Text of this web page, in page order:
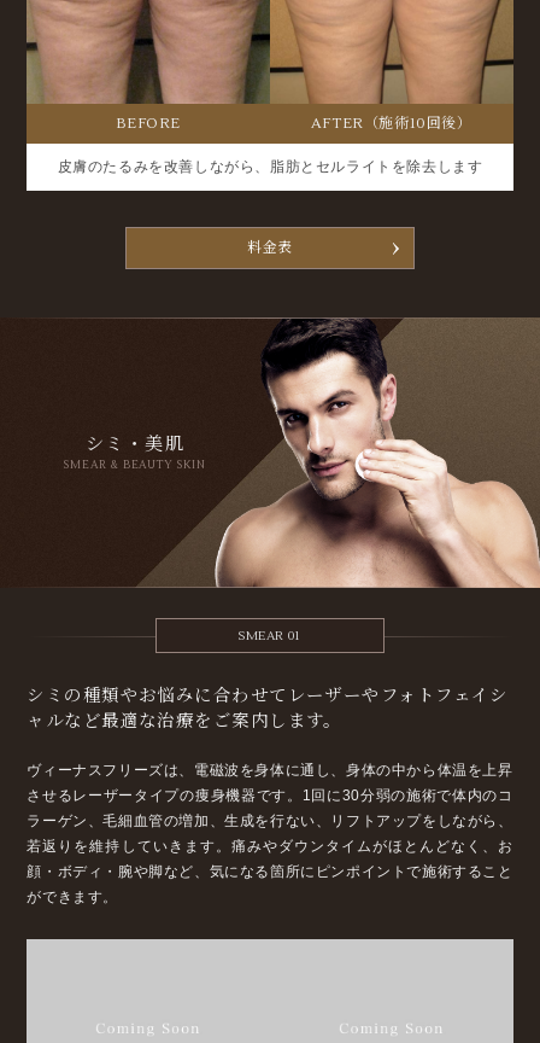
BEFORE AFTER（施術10回後）
皮膚のたるみを改善しながら、脂肪とセルライトを除去します
料金表
シミ・美肌
SMEAR & BEAUTY SKIN
SMEAR 01
シミの種類やお悩みに合わせて レーザーやフォトフェイシ
ャルなど最適な治療をご案内します。
ヴィーナスフリーズは、電磁波を身体に通し、身体の中から体温を上昇
させるレーザータイプの痩身機器です。1回に30分弱の施術で体内のコ
ラーゲン、毛細血管の増加、生成を行ない、リフトアップをしながら、
若返りを維持していきます。 痛みやダウンタイムがほとんどなく、お
顔・ボディ・腕や脚など、気になる箇所にピンポイントで施術すること
ができます。